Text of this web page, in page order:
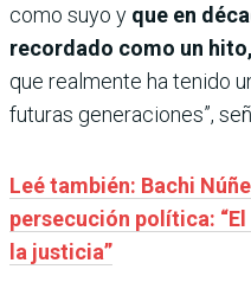
como suyo y que en
recordado como un hito,
que realmente ha tenido
futuras generaciones”,
Leé también: Bachi
persecución política:
la justicia”